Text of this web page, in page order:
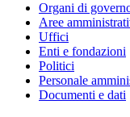
Organi di
Aree
Uffici
Enti e fondazioni
Politici
Personale
Documenti e dati